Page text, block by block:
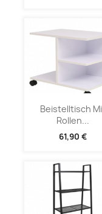
Beistelltisch
Rollen...
61,90 €